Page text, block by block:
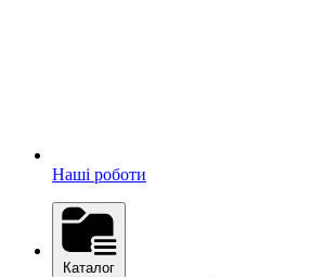
Наші роботи
Каталог